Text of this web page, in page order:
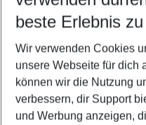
2 Erwachsene Keine
Mehr
beste Erlebnis
Wir verwenden Cookies
unsere Webseite für dich
können wir die Nutzung
verbessern, dir Support
und Werbung anzeigen,